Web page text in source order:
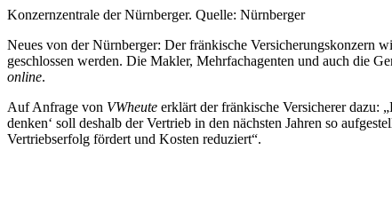
Konzernzentrale der Nürnberger. Quelle: Nürnberger
Neues von der Nürnberger: Der fränkische Versicherungskonzern
geschlossen werden. Die Makler, Mehrfachagenten und auch die
online.
Auf Anfrage von VWheute erklärt der fränkische Versicherer dazu:
denken‘ soll deshalb der Vertrieb in den nächsten Jahren so
Vertriebserfolg fördert und Kosten reduziert“.